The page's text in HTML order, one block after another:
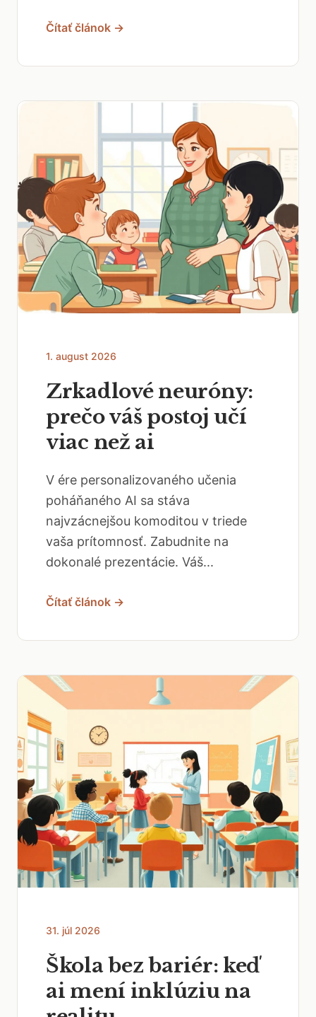
Čítať článok →
1. august 2026
Zrkadlové neuróny:
prečo váš postoj učí
viac než ai
V ére personalizovaného učenia
poháňaného AI sa stáva
najvzácnejšou komoditou v triede
vaša prítomnosť. Zabudnite na
dokonalé prezentácie. Váš...
Čítať článok →
31. júl 2026
Škola bez bariér: keď
ai mení inklúziu na